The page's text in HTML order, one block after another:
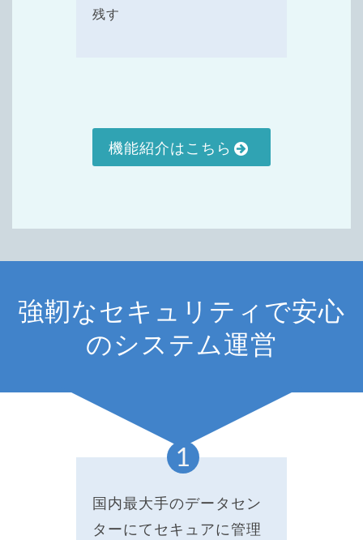
残す
機能紹介はこちら
強靭なセキュリティで安心
のシステム運営
国内最大手のデータセン
ターにてセキュアに管理